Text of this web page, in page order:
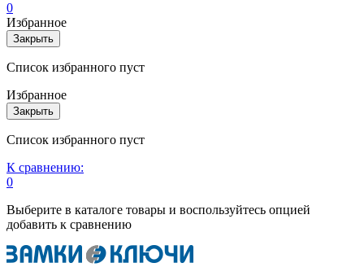
0
Избранное
Закрыть
Список избранного пуст
Избранное
Закрыть
Список избранного пуст
К сравнению:
0
Выберите в каталоге товары и воспользуйтесь опцией
добавить к сравнению